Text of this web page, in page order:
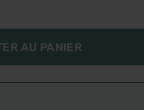
AU PANIER